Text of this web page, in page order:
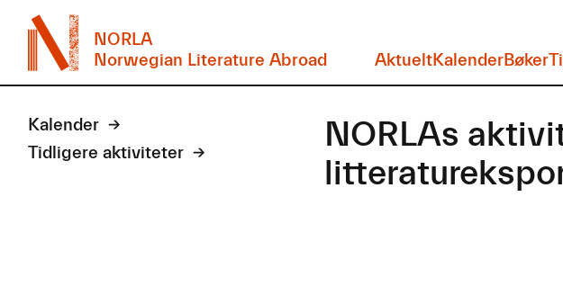
NORLA
Norwegian Literature Abroad
AktueltKalenderBøker
Kalender
Tidligere aktiviteter
NORLAs